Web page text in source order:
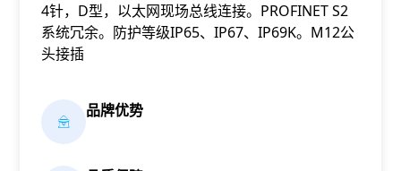
4针，D型，以太网现场总线连接。PROFINET S2
系统冗余。防护等级IP65、IP67、IP69K。M12公
头接插
品牌优势